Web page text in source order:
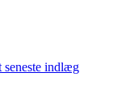
seneste indlæg